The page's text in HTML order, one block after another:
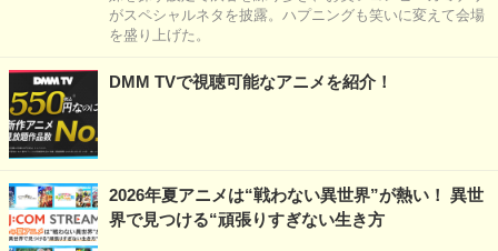
がスペシャルネタを披露。ハプニングも笑いに変えて会場
を盛り上げた。
DMM TVで視聴可能なアニメを紹介！
2026年夏アニメは“戦わない異世界”が熱い！ 異世
界で見つける“頑張りすぎない生き方